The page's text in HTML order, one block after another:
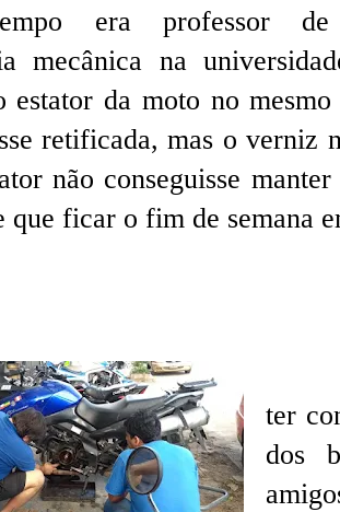
era professor de
mecânica na
estator da moto no
retificada, mas o verniz
não conseguisse
que ficar o fim de semana
ter
dos